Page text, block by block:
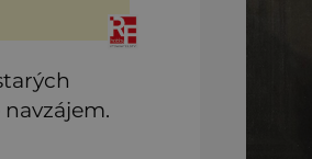
staly